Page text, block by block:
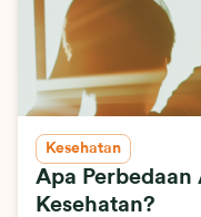
Kesehatan
Apa
Kesehatan?